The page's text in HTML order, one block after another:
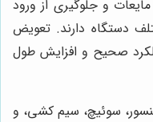
و جلوگیری از ورود
دستگاه دارند. تعویض
صحیح و افزایش طول
سوئیچ، سیم کشی، و